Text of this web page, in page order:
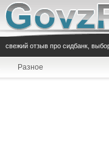
свежий отзыв про сидбанк,
Разное